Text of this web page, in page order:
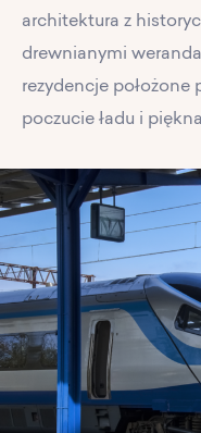
PL
architektura z
drewnianymi
rezydencje położone
poczucie ładu i